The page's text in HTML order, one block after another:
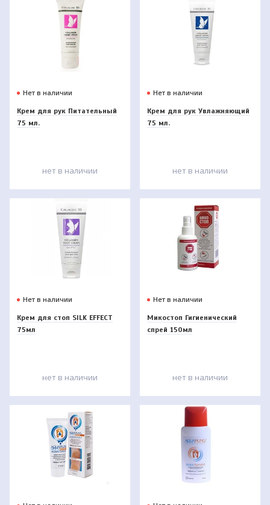
Нет в наличии
Крем для рук Питательный
75 мл.
нет в наличии
Нет в наличии
Крем для рук Увлажняющий
75 мл.
нет в наличии
Нет в наличии
Крем для стоп SILK EFFECT
75мл
нет в наличии
Нет в наличии
Микостоп Гигиенический
спрей 150мл
нет в наличии